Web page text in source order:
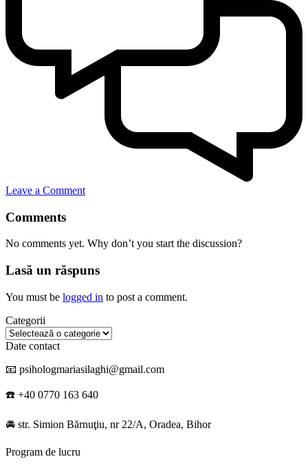
Leave a Comment
Comments
No comments yet. Why don’t you start the discussion?
Lasă un răspuns
You must be logged in to post a comment.
Categorii
Categorii
Date contact
📧 psihologmariasilaghi@gmail.com
☎️ +40 0770 163 640
🚘 str. Simion Bărnuţiu, nr 22/A, Oradea, Bihor
Program de lucru